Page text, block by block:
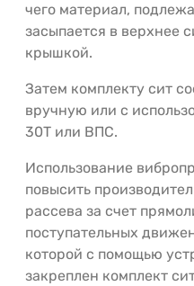
чего материал,
засыпается в верхнее
крышкой.
Затем комплекту сит
вручную или с
30Т или ВПС.
Использование
повысить
рассева за счет
поступательных
которой c помощью
закреплен комплект